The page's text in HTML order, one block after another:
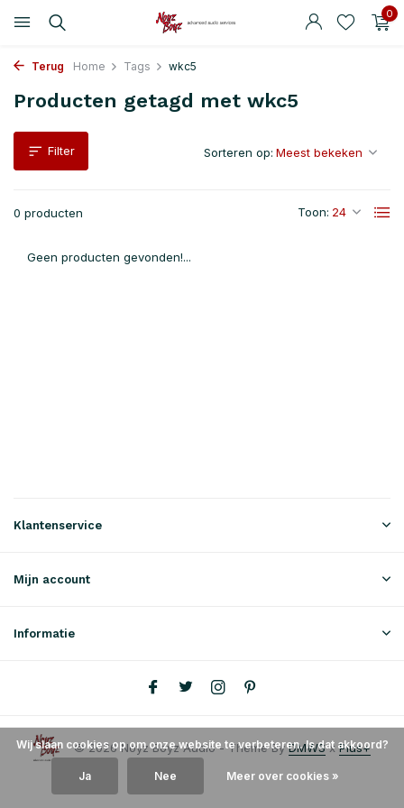
0
Terug Home Tags wkc5
Producten getagd met wkc5
Filter
0 producten Toon:
Sorteren op:
Geen producten gevonden!...
Klantenservice
Mijn account
Informatie
© 2026 Noyz Boyz Audio - Theme ByDMWSxPlus+
Wij slaan cookies op om onze website te verbeteren. Is dat akkoord?
Ja Nee Meer over cookies »